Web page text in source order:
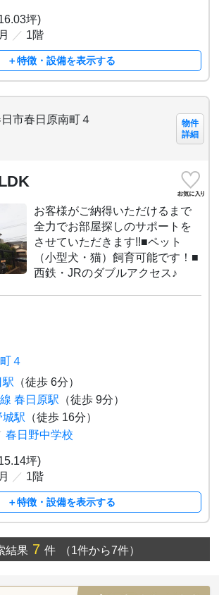
坪)
／ 1階
＋特徴・設備を表示する
市春日原南町４
物件
詳細
お客様がご納得いただけるまで
全力でお部屋探しのサポートを
させていただきます!!■ペット
（小型犬・猫）飼育可能です！■
西鉄・JRのダブルアクセス♪
４
駅 （徒歩 6分）
春日原駅 （徒歩 9分）
城駅 （徒歩 16分）
春日野中学校
坪)
／ 1階
＋特徴・設備を表示する
結果7 件 （1件から7件）